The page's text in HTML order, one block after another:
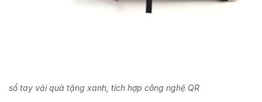
sổ tay vải quà tặng xanh, tích hợp công nghệ QR